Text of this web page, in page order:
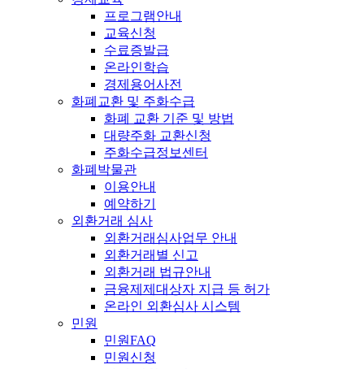
프로그램안내
교육신청
수료증발급
온라인학습
경제용어사전
화폐교환 및 주화수급
화폐 교환 기준 및 방법
대량주화 교환신청
주화수급정보센터
화폐박물관
이용안내
예약하기
외환거래 심사
외환거래심사업무 안내
외환거래별 신고
외환거래 법규안내
금융제제대상자 지급 등 허가
온라인 외환심사 시스템
민원
민원FAQ
민원신청